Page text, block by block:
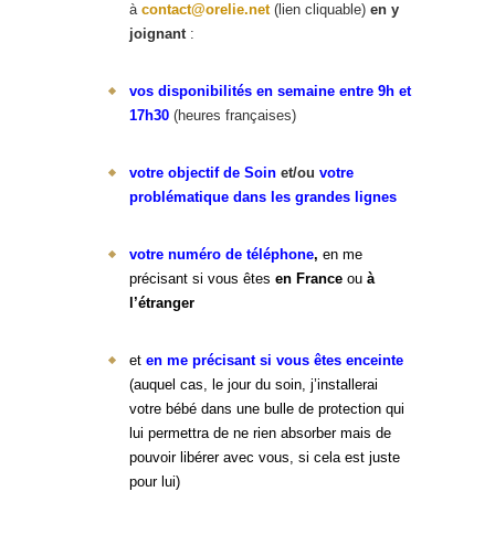
à contact@orelie.net (lien cliquable) en y
joignant:
vos disponibilités en semaine entre 9h et
17h30 (heures françaises)
votre objectif de Soin et/ou votre
problématique dans les grandes lignes
votre numéro de téléphone, en me
précisant si vous êtes en France ou à
l’étranger
et en me précisant si vous êtes enceinte
(auquel cas, le jour du soin, j’installerai
votre bébé dans une bulle de protection qui
lui permettra de ne rien absorber mais de
pouvoir libérer avec vous, si cela est juste
pour lui)